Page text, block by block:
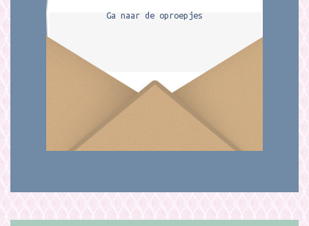
Ga naar de oproepjes